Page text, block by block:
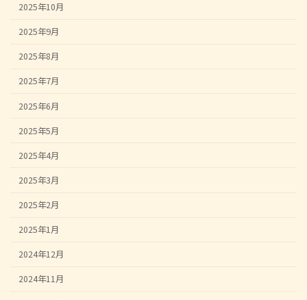
2025年10月
2025年9月
2025年8月
2025年7月
2025年6月
2025年5月
2025年4月
2025年3月
2025年2月
2025年1月
2024年12月
2024年11月